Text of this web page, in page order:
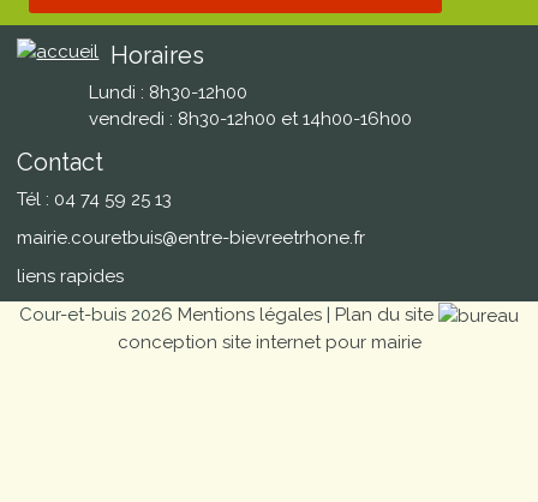
Horaires
Lundi : 8h30-12h00
vendredi : 8h30-12h00 et 14h00-16h00
Contact
Tél : 04 74 59 25 13
mairie.couretbuis@entre-bievreetrhone.fr
liens rapides
Cour-et-buis 2026 Mentions légales | Plan du site
conception site internet pour mairie